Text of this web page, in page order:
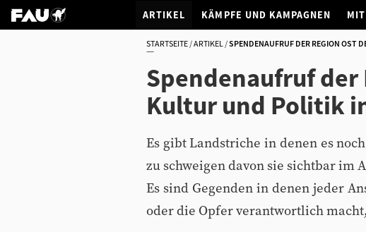
ARTIKEL KÄMPFE UND KAMPAGNEN
STARTSEITE ARTIKEL SPENDENAUFRUF DER REGION OST
Spendenaufruf der
Kultur und Politik
Es gibt Landstriche in denen es
zu schweigen davon sie sichtbar
Es sind Gegenden in denen jeder
oder die Opfer verantwortlich